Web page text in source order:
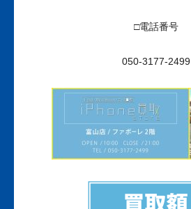
□電話番号
050-3177-2499